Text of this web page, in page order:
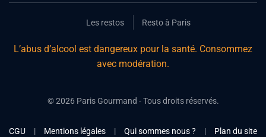
Les restos Resto à Paris
L’abus d’alcool est dangereux pour la santé. Consommez
avec modération.
©2026Paris Gourmand - Tous droits réservés.
CGU | Mentions légales | Qui sommes nous ? | Plan du site